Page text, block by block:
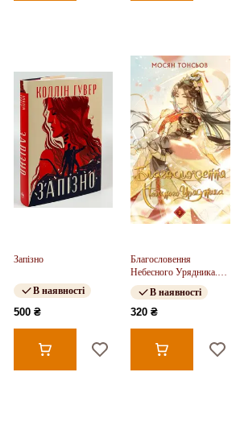
Запізно
В наявності
500 ₴
Благословення
Небесного Урядника.
Том 2
В наявності
320 ₴